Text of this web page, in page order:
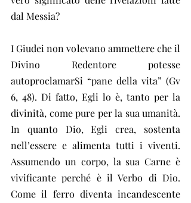
dal Messia?
I Giudei non volevano ammettere che il
Divino Redentore potesse
autoproclamarSi “pane della vita” (Gv
6, 48). Di fatto, Egli lo è, tanto per la
divinità, come pure per la sua umanità.
In quanto Dio, Egli crea, sostenta
nell’essere e alimenta tutti i viventi.
Assumendo un corpo, la sua Carne è
vivificante perché è il Verbo di Dio.
Come il ferro diventa incandescente